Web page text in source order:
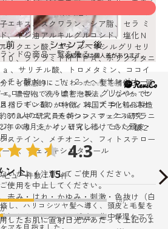
ンドの商品一覧を見る
にも徹底的にこだわった、髪を補修し、頭
。濃密泡で洗う濃密泡製法。しなやかでツ
指しているのが特徴。韓国大手化粧品製造
800人の研究員を持つコスマックス研究
年の歳月をかけ、研究し続けてきた頭皮・
。
ント
し、ハリコシツヤ髪へ導く、頭皮と毛髪を
）トリートメント。濃密・集中保湿ケアで
アを目指ました。
ス、オリーブ果実油、セイヨウヤブイ
エキス、スクワラン、シア脂、セラ ミ
、ヤシ油アルキルグルコシド、塩化Ｎ
、クエン酸、エチ ルヘキシルグリセリ
０、ラウラミドＭＩＰＡ、ポリクオタニ
、サリチル酸、トロメタミン、ココイ
チン酸Ｎａ、１，２－ヘキサンジオー
ロール、ソルビトール、グリシン、セ
パラギン酸、ロイシン、プ ロパンジオ
アルギニン、チロシン、フェニルアラニ
、バリ ン、イソロイシン、コハク酸２
ステイン、メチオニン、フィトステロー
ル、フェノキシエタノール
いかよく注意してご使用ください。
使用を中止してください。
赤み・はれ・かゆみ・刺激・色抜け（白
たお肌に直射日光があたって上記のよ
4.3
ビュー件数：15件
(8)
(5)